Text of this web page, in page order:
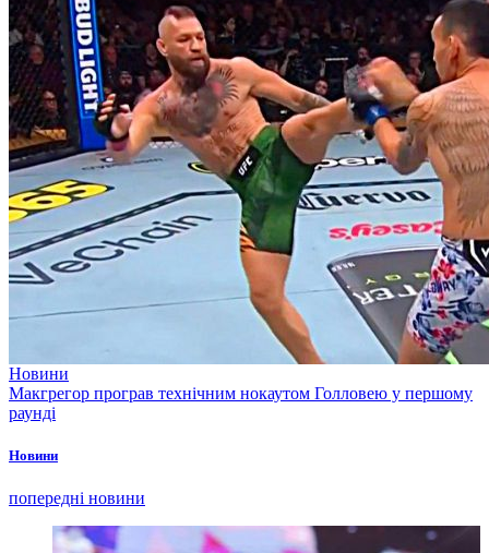
Новини
Макгрегор програв технічним нокаутом Голловею у першому
раунді
Новини
попередні новини